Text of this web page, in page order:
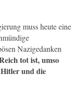
muss heute eine
Nazigedanken
tot ist, umso
und die